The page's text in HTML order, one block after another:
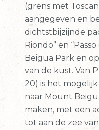
(grens met
aangegeven en
dichtstbijzijnde
Riondo” en
Beigua Park en
van de kust. Van
20) is het
naar Mount
maken, met een
tot aan de zee